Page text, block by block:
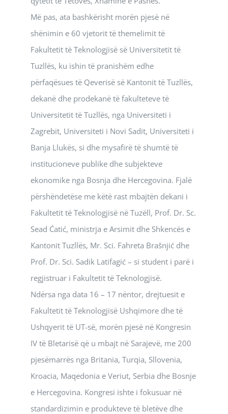
Më pas, ata bashkërisht morën pjesë në
shënimin e 60 vjetorit të themelimit të
Fakultetit të Teknologjisë së Universitetit të
Tuzllës, ku ishin të pranishëm edhe
përfaqësues të Qeverisë së Kantonit të Tuzllës,
dekanë dhe prodekanë të fakulteteve të
Universitetit të Tuzllës, nga Universiteti i
Zagrebit, Universiteti i Novi Sadit, Universiteti i
Banja Llukës, si dhe mysafirë të shumtë të
institucioneve publike dhe subjekteve
ekonomike nga Bosnja dhe Hercegovina. Fjalë
përshëndetëse me këtë rast mbajtën dekani i
Fakultetit të Teknologjisë në Tuzëll, Prof. Dr. Sc.
Sead Ćatić, ministrja e Arsimit dhe Shkencës e
Kantonit Tuzllës, Mr. Sci. Fahreta Brašnjić dhe
Prof. Dr. Sci. Sadik Latifagić – si student i parë i
regjistruar i Fakultetit të Teknologjisë.
Ndërsa nga data 16 – 17 nëntor, drejtuesit e
Fakultetit të Teknologjisë Ushqimore dhe të
Ushqyerit të UT-së, morën pjesë në Kongresin
IV të Bletarisë që u mbajt në Sarajevë, me 200
pjesëmarrës nga Britania, Turqia, Sllovenia,
Kroacia, Maqedonia e Veriut, Serbia dhe Bosnje
e Hercegovina. Kongresi ishte i fokusuar në
standardizimin e produkteve të bletëve dhe